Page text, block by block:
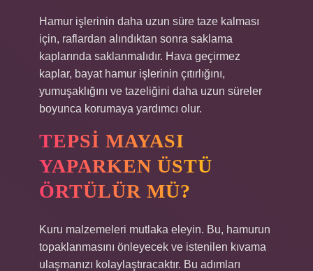
Hamur işlerinin daha uzun süre taze kalması
için, raflardan alındıktan sonra saklama
kaplarında saklanmalıdır. Hava geçirmez
kaplar, bayat hamur işlerinin çıtırlığını,
yumuşaklığını ve tazeliğini daha uzun süreler
boyunca korumaya yardımcı olur.
TEPSI MAYASI
YAPARKEN ÜSTÜ
ÖRTÜLÜR MÜ?
Kuru malzemeleri mutlaka eleyin. Bu, hamurun
topaklanmasını önleyecek ve istenilen kıvama
ulaşmanızı kolaylaştıracaktır. Bu adımları